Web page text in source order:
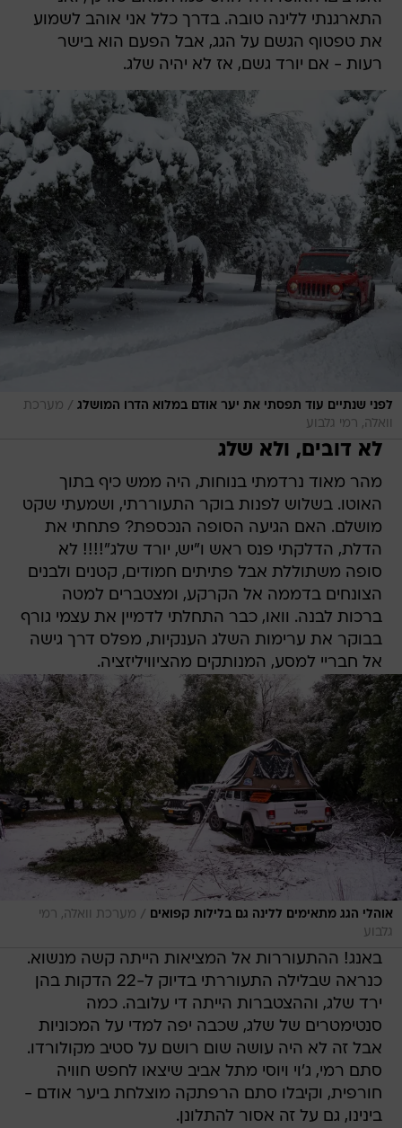
התארגנתי ללינה טובה. בדרך כלל אני אוהב לשמוע
את טפטוף הגשם על הגג, אבל הפעם הוא בישר
רעות - אם יורד גשם, אז לא יהיה שלג.
לפני שנתיים עוד תפסתי את יער אודם במלוא הדרו המושלג / מערכת
וואלה, רמי גלבוע
לא דובים, ולא שלג
מהר מאוד נרדמתי בנוחות, היה ממש כיף בתוך
האוטו. בשלוש לפנות בוקר התעוררתי, ושמעתי שקט
מושלם. האם הגיעה הסופה הנכספת? פתחתי את
הדלת, הדלקתי פנס ראש ו"יש, יורד שלג"!!!! לא
סופה משתוללת אבל פתיתים חמודים, קטנים ולבנים
הצונחים בדממה אל הקרקע, ומצטברים למטה
ברכות לבנה. וואו, כבר התחלתי לדמיין את עצמי גורף
בבוקר את ערימות השלג הענקיות, מפלס דרך גישה
אל חבריי למסע, המנותקים מהציוויליזציה.
אוהלי הגג מתאימים ללינה גם בלילות קפואים / מערכת וואלה, רמי
גלבוע
באנג! ההתעוררות אל המציאות הייתה קשה מנשוא.
כנראה שבלילה התעוררתי בדיוק ל-22 הדקות בהן
ירד שלג, וההצטברות הייתה די עלובה. כמה
סנטימטרים של שלג, שכבה יפה למדי על המכוניות
אבל זה לא היה עושה שום רושם על סטיב מקולורדו.
סתם רמי, ג'וי ויוסי מתל אביב שיצאו לחפש חוויה
חורפית, וקיבלו סתם הרפתקה מוצלחת ביער אודם -
בינינו, גם על זה אסור להתלונן.